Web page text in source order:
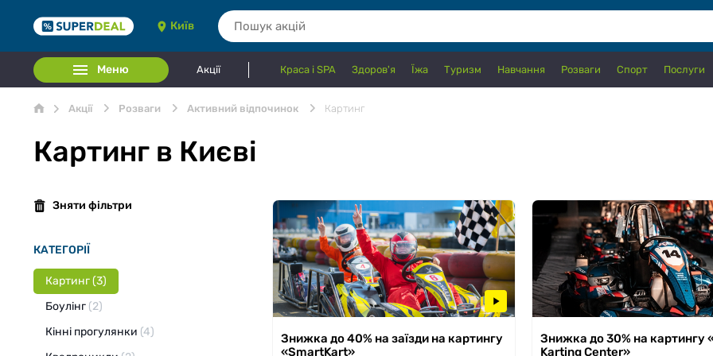
Київ
Меню Акції Краса і SPA Здоров'я Їжа Туризм Навчання Розваги Спорт Послуги
Акції Розваги Активний відпочинок Картинг
Картинг в Києві
Зняти фільтри
КАТЕГОРІЇ
Картинг(3)
Боулінг (2)
Кінні прогулянки (4)
з 23.04.2026 по 31.10.2026
Знижка до 40% на заїзди на картингу
«SmartKart»
з 17.03.2026 по 30.09.2026
Знижка до 30% на картингу
Karting Center»